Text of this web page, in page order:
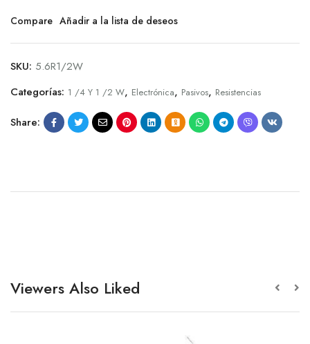
Compare Añadir a la lista de deseos
SKU: 5.6R1/2W
Categorías: 1 /4 Y 1 /2 W, Electrónica, Pasivos, Resistencias
Share:
Viewers Also Liked